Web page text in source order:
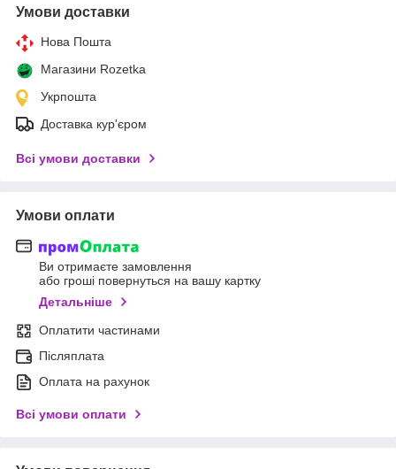
Умови доставки
Нова Пошта
Магазини Rozetka
Укрпошта
Доставка кур'єром
Всі умови доставки
Умови оплати
Ви отримаєте замовлення
або гроші повернуться на вашу картку
Детальніше
Оплатити частинами
Післяплата
Оплата на рахунок
Всі умови оплати